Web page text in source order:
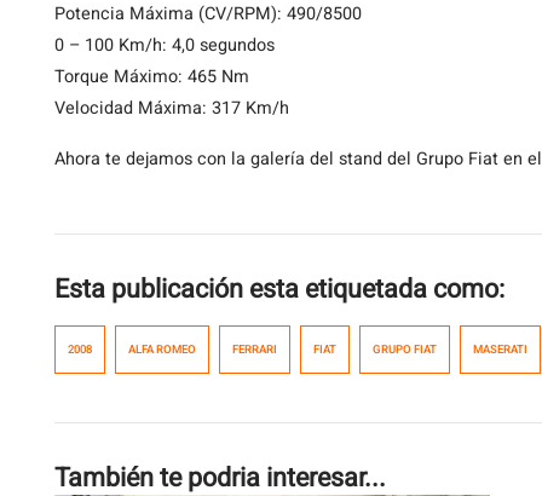
Potencia Máxima (CV/RPM): 490/8500
0 – 100 Km/h: 4,0 segundos
Torque Máximo: 465 Nm
Velocidad Máxima: 317 Km/h
Ahora te dejamos con la galería del stand del Grupo Fiat en
Esta publicación esta etiquetada como:
2008 ALFA ROMEO FERRARI FIAT GRUPO FIAT MASERATI
También te podria interesar...